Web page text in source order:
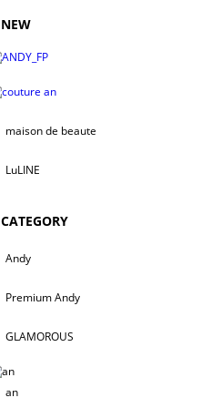
NEW
maison de beaute
LuLINE
CATEGORY
Andy
Premium Andy
GLAMOROUS
an